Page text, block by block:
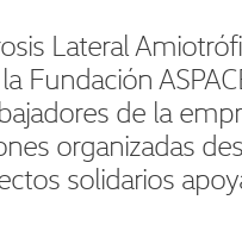
Lateral
Fundación
de la
organizadas
solidarios